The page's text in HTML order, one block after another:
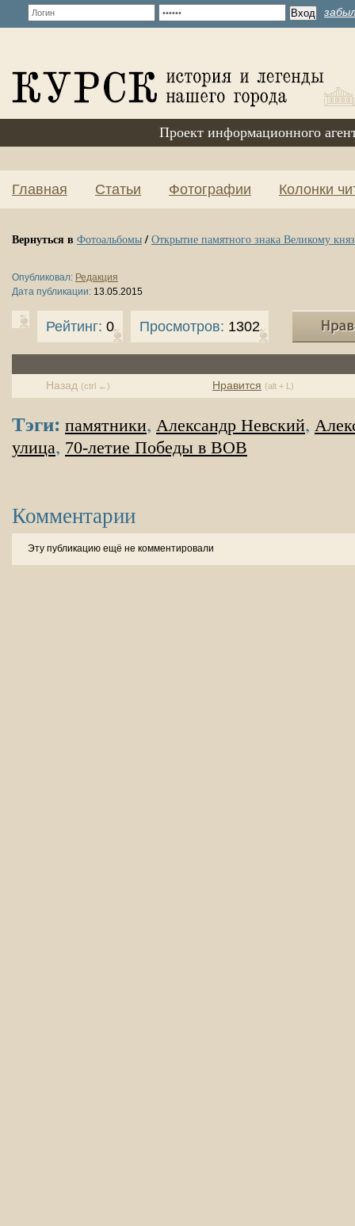
Проект информационного
Главная Статьи Фотографии Колонки
Вернуться в Фотоальбомы/ Открытие памятного знака Великому
Опубликовал: Редакция
Дата публикации: 13.05.2015
Рейтинг: 0 Просмотров: 1302
Нравится (alt + L)
Назад (ctrl ←)
Тэги: памятники, Александр Невский,
улица, 70-летие Победы в ВОВ
Комментарии
Эту публикацию ещё не комментировали